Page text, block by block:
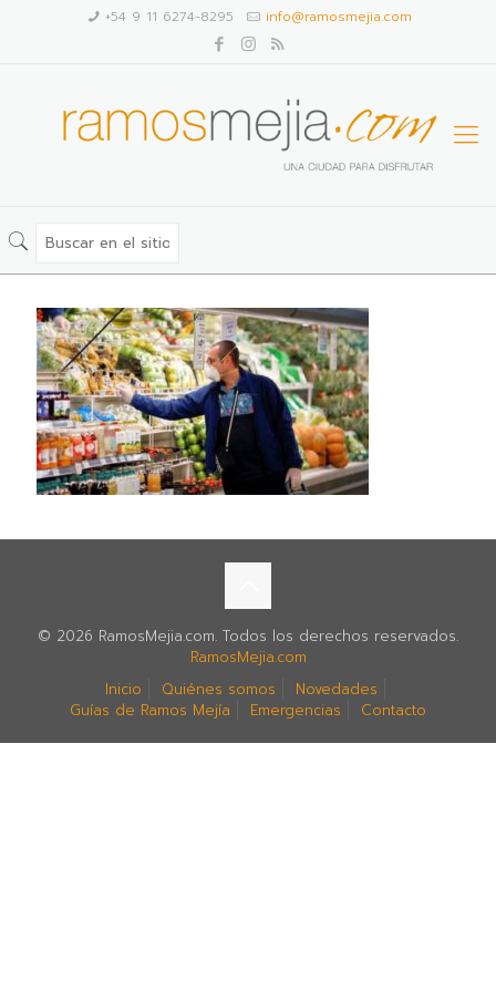
+54 9 11 6274-8295 info@ramosmejia.com
© 2026 RamosMejia.com. Todos los derechos reservados.
RamosMejia.com
Inicio
Quiénes somos
Novedades
Guías de Ramos Mejía
Emergencias Contacto